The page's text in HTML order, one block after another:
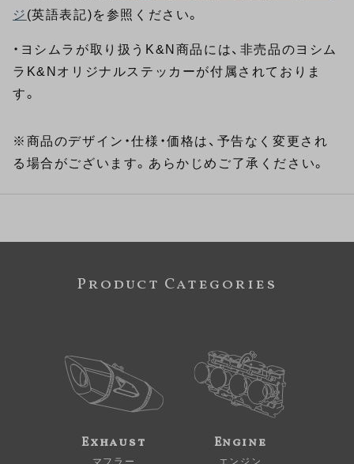
ジ (英語表記)を参照ください。
・ヨシムラが取り扱うK&N商品には、非売品のヨシム
ラK&Nオリジナルステッカーが付属されておりま
す。
※商品のデザイン・仕様・価格は、予告なく変更され
る場合がございます。あらかじめご了承ください。
Product Categories
Exhaust
マフラー
Engine
エンジン